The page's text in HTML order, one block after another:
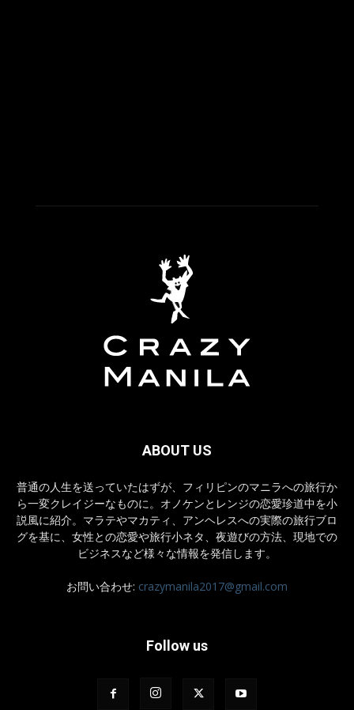
ABOUT US
普通の人生を送っていたはずが、フィリピンのマニラへの旅行か
ら一変クレイジーなものに。オノケンとレンジの恋愛珍道中を小
説風に紹介。マラテやマカティ、アンヘレスへの実際の旅行ブロ
グを基に、女性との恋愛や旅行小ネタ、夜遊びの方法、現地での
ビジネスなど様々な情報を発信します。
お問い合わせ: crazymanila2017@gmail.com
Follow us